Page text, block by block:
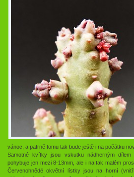
vánoc, a patrně tomu tak bude ještě i na počátku
Samotné kvítky jsou vskutku nádherným
pohybuje jen mezi 8-13mm, ale i na tak malém
Červenohnědé okvětní lístky jsou na horní